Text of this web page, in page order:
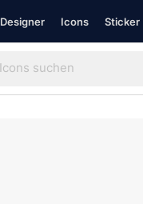
Designer Icons Sticker